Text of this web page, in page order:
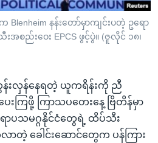
Blenheim နန်းတော်မှာကျင်းပတဲ့ ဥရော
စည်းဝေး EPCS ဖွင့်ပွဲ။ (ဇူလိုင် ၁၈၊
န်းလှန်နေရတဲ့ ယူကရိန်းကို ညီ
ဖို့ ကြာသပတေးနေ့ ဗြိတိန်မှာ
ာပသမဂ္ဂနိုင်ငံတွေရဲ့ ထိပ်သီး
တဲ့ ခေါင်းဆောင်တွေက ပန်ကြား